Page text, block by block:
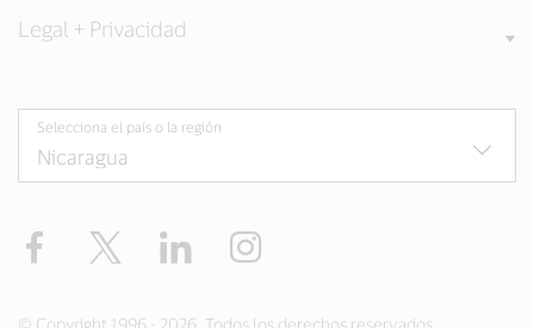
Legal + Privacidad
Selecciona el país o la región
Facebook Twitter LinkedIn